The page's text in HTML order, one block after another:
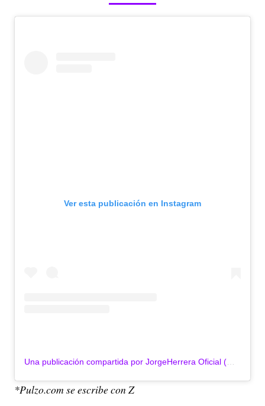
Ver esta publicación en Instagram
*Pulzo.com se escribe con Z